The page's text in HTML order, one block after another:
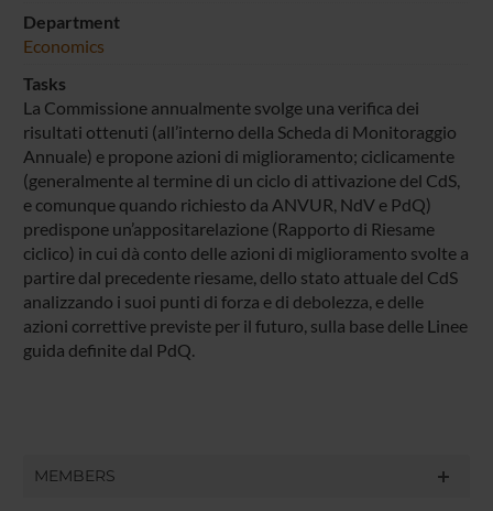
Department
Economics
Tasks
La Commissione annualmente svolge una verifica dei
risultati ottenuti (all’interno della Scheda di Monitoraggio
Annuale) e propone azioni di miglioramento; ciclicamente
(generalmente al termine di un ciclo di attivazione del CdS,
e comunque quando richiesto da ANVUR, NdV e PdQ)
predispone un’appositarelazione (Rapporto di Riesame
ciclico) in cui dà conto delle azioni di miglioramento svolte a
partire dal precedente riesame, dello stato attuale del CdS
analizzando i suoi punti di forza e di debolezza, e delle
azioni correttive previste per il futuro, sulla base delle Linee
guida definite dal PdQ.
MEMBERS